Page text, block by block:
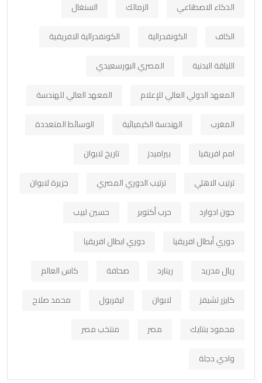
الذكاء الاصطناعي
الزمالك
السنغال
الكاف
الكونفدرالية
الكونفدرالية الافريقية
اللياقة البدنية
المصري البورسعيدي
المعهد الدولي العالي للإعلام
المعهد العالي للهندسة
المغرب
الهندسة الكيميائية
الوسائط المتعددة
امم افريقيا
بيراميدز
تاريخ لابوان
ترتيب الاهلي
ترتيب الدوري المصري
جزيرة لابوان
جون ادوارد
حرب أكتوبر
حسين لبيب
دوري أبطال افريقيا
دوري ابطال افريقيا
ريال مدريد
رينارد صحافة
كاس العالم
كايزر تشيفز
لابوان ليفربول
محمد صلاح
محمود بنتايك
مصر
منتخب مصر
وادي دجلة